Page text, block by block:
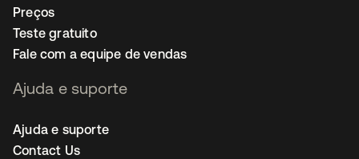
Preços
Teste gratuito
Fale com a equipe de vendas
Ajuda e suporte
Ajuda e suporte
Contact Us